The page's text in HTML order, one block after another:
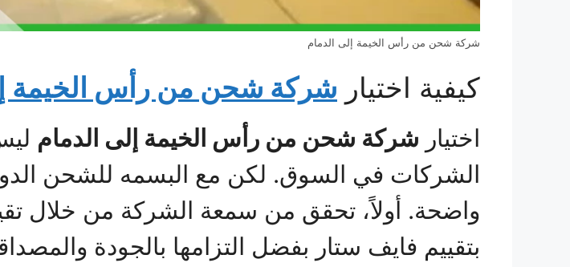
شركة شحن من رأس الخيمة إلى الدمام
كيفية اختيار شركة شحن من رأس الخيمة
اختيار شركة شحن من رأس الخيمة إلى الدمام
الشركات في السوق. لكن مع البسمه للشحن
واضحة. أولاً، تحقق من سمعة الشركة من خلال
بتقييم فايف ستار بفضل التزامها بالجودة